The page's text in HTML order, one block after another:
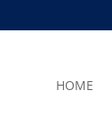
HOME